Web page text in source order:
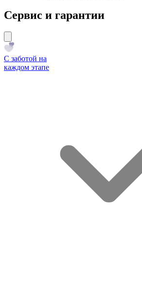
Сервис и гарантии
С заботой на
каждом этапе